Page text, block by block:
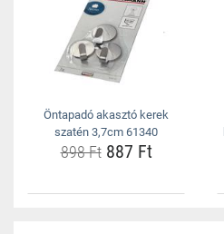
Öntapadó akasztó kerek
szatén 3,7cm 61340
898 Ft887 Ft